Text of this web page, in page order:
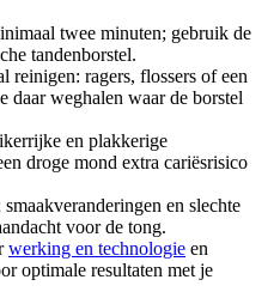
twee minuten; gebruik de
tandenborstel.
reinigen: ragers, flossers of een
daar weghalen waar de borstel
en plakkerige
droge mond extra cariësrisico
en slechte
voor de tong.
werking en technologie en
optimale resultaten met je